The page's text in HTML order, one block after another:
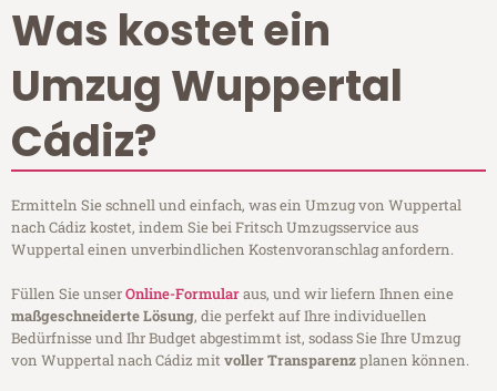
Was kostet ein
Umzug Wuppertal
Cádiz?
Ermitteln Sie schnell und einfach, was ein Umzug von Wuppertal
nach Cádiz kostet, indem Sie bei Fritsch Umzugsservice aus
Wuppertal einen unverbindlichen Kostenvoranschlag anfordern.
Füllen Sie unserOnline-Formularaus, und wir liefern Ihnen eine
maßgeschneiderte Lösung, die perfekt auf Ihre individuellen
Bedürfnisse und Ihr Budget abgestimmt ist, sodass Sie Ihre Umzug
von Wuppertal nach Cádiz mitvoller Transparenzplanen können.